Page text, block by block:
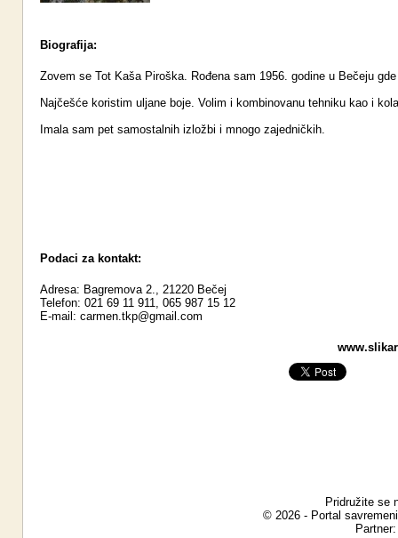
Biografija:
Zovem se Tot Kaša Piroška. Rođena sam 1956. godine u Bečeju
Najčešće koristim uljane boje. Volim i kombinovanu tehniku kao i
Imala sam pet samostalnih izložbi i mnogo zajedničkih.
Podaci za kontakt:
Adresa: Bagremova 2., 21220 Bečej
Telefon: 021 69 11 911, 065 987 15 12
E-mail: carmen.tkp@gmail.com
Pridružite se
© 2026 - Portal